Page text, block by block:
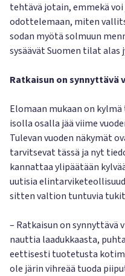
tehtävä jotain, emmekä voi
odottelemaan, miten
sodan myötä solmuun
sysäävät Suomen tilat
Ratkaisun on synnyttävä
Elomaan mukaan on
isolla osalla jää viime
Tulevan vuoden näkymät
tarvitsevat tässä ja nyt
kannattaa ylipäätään
uutisia
sitten valtion tuntuvia
– Ratkaisun on synnyttävä
nauttia laadukkaasta,
eettisesti tuotetusta
ole järin vihreää tuoda